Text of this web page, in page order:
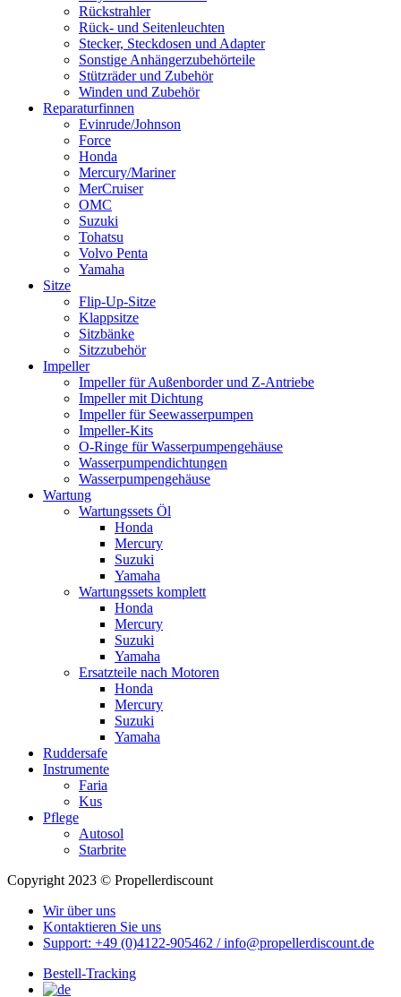
Rückstrahler
Rück- und Seitenleuchten
Stecker, Steckdosen und Adapter
Sonstige Anhängerzubehörteile
Stützräder und Zubehör
Winden und Zubehör
Reparaturfinnen
Evinrude/Johnson
Force
Honda
Mercury/Mariner
MerCruiser
OMC
Suzuki
Tohatsu
Volvo Penta
Yamaha
Sitze
Flip-Up-Sitze
Klappsitze
Sitzbänke
Sitzzubehör
Impeller
Impeller für Außenborder und Z-Antriebe
Impeller mit Dichtung
Impeller für Seewasserpumpen
Impeller-Kits
O-Ringe für Wasserpumpengehäuse
Wasserpumpendichtungen
Wasserpumpengehäuse
Wartung
Wartungssets Öl
Honda
Mercury
Suzuki
Yamaha
Wartungssets komplett
Honda
Mercury
Suzuki
Yamaha
Ersatzteile nach Motoren
Honda
Mercury
Suzuki
Yamaha
Ruddersafe
Instrumente
Faria
Kus
Pflege
Autosol
Starbrite
Copyright 2023 © Propellerdiscount
Wir über uns
Kontaktieren Sie uns
Support: +49 (0)4122-905462 / info@propellerdiscount.de
Bestell-Tracking